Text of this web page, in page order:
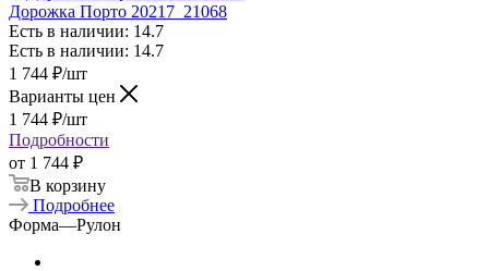
Дорожка Порто 20217_21068
Есть в наличии: 14.7
Есть в наличии: 14.7
1 744 ₽/шт
Варианты цен
1 744 ₽/шт
Подробности
от 1 744 ₽
В корзину
Подробнее
Форма—Рулон